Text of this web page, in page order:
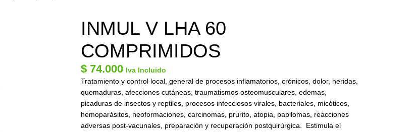
INMUL V LHA 60
COMPRIMIDOS
$ 74.000 Iva Incluido
Tratamiento y control local, general de procesos inflamatorios, crónicos, dolor, heridas,
quemaduras, afecciones cutáneas, traumatismos osteomusculares, edemas,
picaduras de insectos y reptiles, procesos infecciosos virales, bacteriales, micóticos,
hemoparásitos, neoformaciones, carcinomas, prurito, atopia, papilomas, reacciones
adversas post-vacunales, preparación y recuperación postquirúrgica. Estimula el